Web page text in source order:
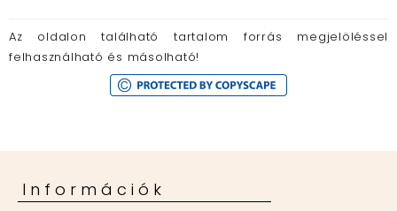
Az oldalon található tartalom forrás megjelöléssel
felhasználható és másolható!
Információk